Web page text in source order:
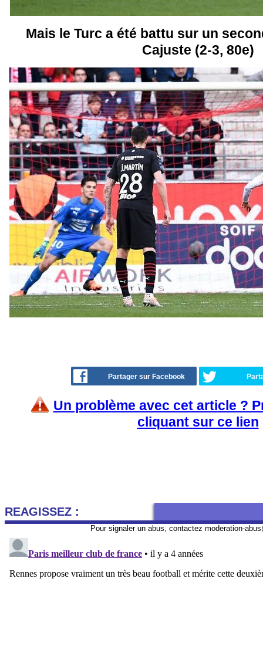
Mais le Turc a été battu sur un
Cajuste (2-3, 80e)
Partager sur Facebook
Un problème avec cet article ?
cliquant sur ce lien
REAGISSEZ :
Pour signaler un abus, contactez moderation-